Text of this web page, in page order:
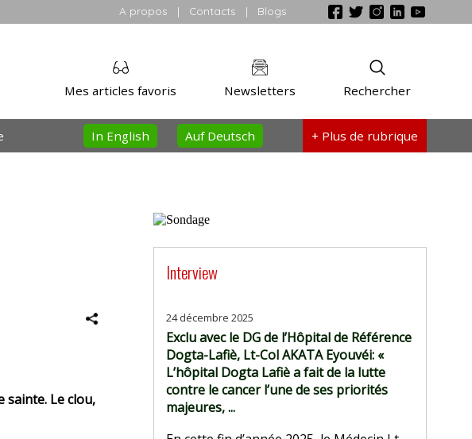
A propos | Contacts | Blogs
Rechercher
Newsletters
Mes articles favoris
+ Plus de rubrique
Auf Deutsch
In English
sainte. Le clou,
Interview
24 décembre 2025
Exclu avec le DG de l’Hôpital de Référence
Dogta-Lafiè, Lt-Col AKATA Eyouvéi: «
L’hôpital Dogta Lafiè a fait de la lutte
contre le cancer l’une de ses priorités
majeures, ...